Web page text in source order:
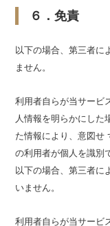
６．免責
以下の場合、第三者に
ません。
利用者自らが当サービ
人情報を明らかにした
た情報により、意図せ
の利用者が個人を識別
以下の場合、第三者に
いません。
利用者自らが当サービ